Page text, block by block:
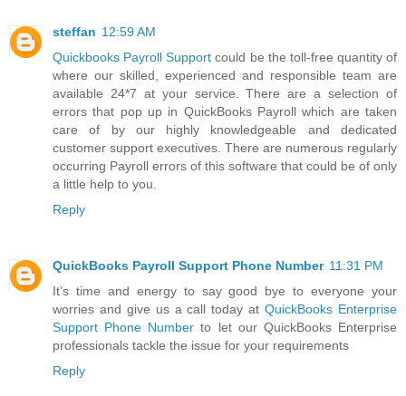
steffan 12:59 AM
Quickbooks Payroll Support could be the toll-free quantity of
where our skilled, experienced and responsible team are
available 24*7 at your service. There are a selection of
errors that pop up in QuickBooks Payroll which are taken
care of by our highly knowledgeable and dedicated
customer support executives. There are numerous regularly
occurring Payroll errors of this software that could be of only
a little help to you.
Reply
QuickBooks Payroll Support Phone Number 11:31 PM
It’s time and energy to say good bye to everyone your
worries and give us a call today atQuickBooks Enterprise
Support Phone Number to let our QuickBooks Enterprise
professionals tackle the issue for your requirements
Reply